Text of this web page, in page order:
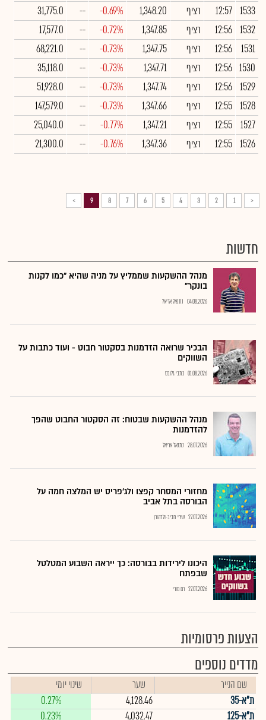
1533
12:57 רציף 1,348.20
-0.69%
--
31,775.0
1532
12:56 רציף 1,347.85
-0.72%
--
17,577.0
1531
12:56 רציף 1,347.75
-0.73%
--
68,221.0
1530
12:56 רציף 1,347.71
-0.73%
--
35,118.0
1529
12:56 רציף 1,347.74
-0.73%
--
51,928.0
1528
12:55 רציף 1,347.66
-0.73%
--
147,579.0
1527
12:55 רציף 1,347.21
-0.77%
--
25,040.0
1526
12:55 רציף 1,347.36
-0.76%
--
21,300.0
<
1
2
3
4
5
6
7
8
9
>
חדשות
מנהל ההשקעות שממליץ על מניה שהיא "כמו לקנות
בונקר"
04.08.2026 נתנאל אריאל
הבכיר שרואה הזדמנות בסקטור חבוט - ועוד כתבות על
השווקים
01.08.2026 כתבי גלובס
מנהל ההשקעות שבטוח: זה הסקטור החבוט שהפך
להזדמנות
28.07.2026 נתנאל אריאל
מחזורי המסחר קפצו ולג'פריס יש המלצה חמה על
הבורסה בתל אביב
27.07.2026 שירי חביב-ולדהורן
היכונו לירידות בבורסה: כך ייראה השבוע המטלטל
שבפתח
27.07.2026 רם מורי
הצעות פרסומיות
מדדים נוספים
שם הנייר שער
שינוי יומי
ת"א-35
4,128.46
0.27%
ת"א-125
4,032.47
0.23%